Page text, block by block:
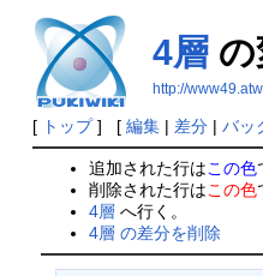
4層の
http://
[ トップ] [ 編集| 差分| バッ
追加された行はこの色
削除された行はこの色
4層 へ行く。
4層 の差分を削除